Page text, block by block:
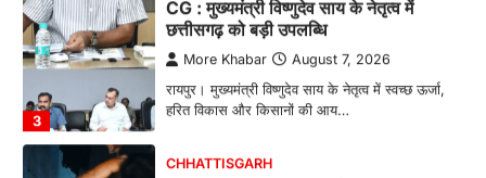
3
हरित विकास और किसानों की आय…
CHHATTISGARH
CG : पांच माह की अनुष्का को मिला नया
जीवन, चिरायु योजना से संभव हुई सफल सर्जरी
रायपुर। राष्ट्रीय बाल स्वास्थ्य कार्यक्रम (चिरायु) के तहत